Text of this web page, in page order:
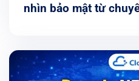
nhìn bảo mật từ